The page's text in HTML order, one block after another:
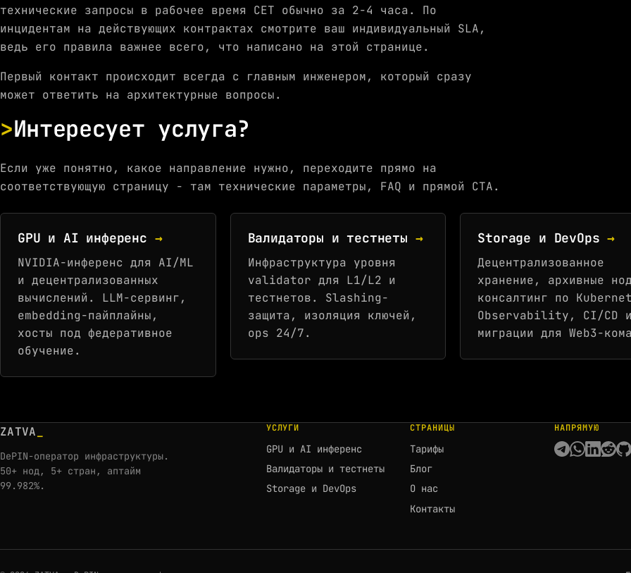
технические запросы в рабочее время CET обычно за 2-4 часа. По
инцидентам на действующих контрактах смотрите ваш индивидуальный SLA,
ведь его правила важнее всего, что написано на этой странице.
Первый контакт происходит всегда с главным инженером, который сразу
может ответить на архитектурные вопросы.
Интересует услуга?
Если уже понятно, какое направление нужно, переходите прямо на
соответствующую страницу - там технические параметры, FAQ и прямой CTA.
GPU и AI инференс →
NVIDIA-инференс для AI/ML
и децентрализованных
вычислений. LLM-сервинг,
embedding-пайплайны,
хосты под федеративное
обучение.
Валидаторы и тестнеты →
Инфраструктура уровня
validator для L1/L2 и
тестнетов. Slashing-
защита, изоляция ключей,
ops 24/7.
Storage и DevOps→
Децентрализованное
хранение, архивные
консалтинг по
Observability, CI/CD
миграции для Web3-
ZATVA
DePIN-оператор инфраструктуры.
50+ нод, 5+ стран, аптайм
99.982%.
УСЛУГИ
GPU и AI инференс
Валидаторы и тестнеты
Storage и DevOps
СТРАНИЦЫ
Тарифы
Блог
О нас
Контакты
НАПРЯМУЮ